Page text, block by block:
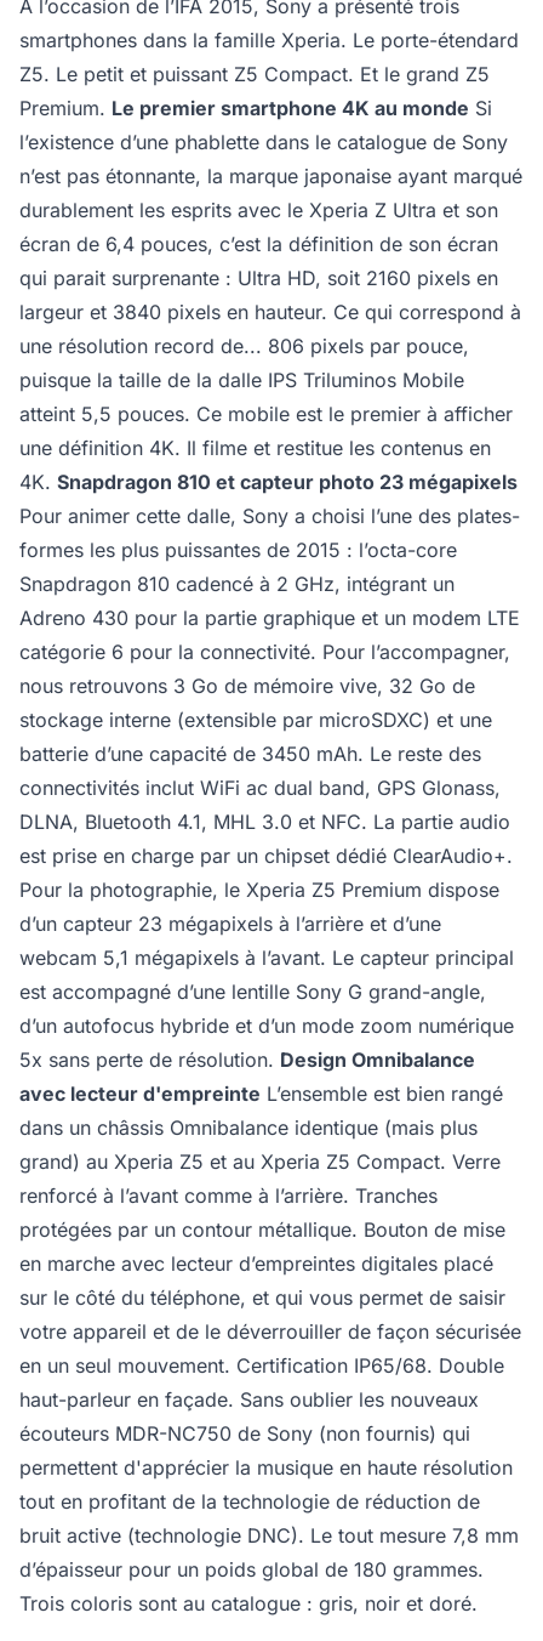
À l’occasion de l’IFA 2015, Sony a présenté trois
smartphones dans la famille Xperia. Le porte-étendard
Z5. Le petit et puissant Z5 Compact. Et le grand Z5
Premium. Le premier smartphone 4K au monde Si
l’existence d’une phablette dans le catalogue de Sony
n’est pas étonnante, la marque japonaise ayant marqué
durablement les esprits avec le Xperia Z Ultra et son
écran de 6,4 pouces, c’est la définition de son écran
qui parait surprenante : Ultra HD, soit 2160 pixels en
largeur et 3840 pixels en hauteur. Ce qui correspond à
une résolution record de... 806 pixels par pouce,
puisque la taille de la dalle IPS Triluminos Mobile
atteint 5,5 pouces. Ce mobile est le premier à afficher
une définition 4K. Il filme et restitue les contenus en
4K. Snapdragon 810 et capteur photo 23 mégapixels
Pour animer cette dalle, Sony a choisi l’une des plates-
formes les plus puissantes de 2015 : l’octa-core
Snapdragon 810 cadencé à 2 GHz, intégrant un
Adreno 430 pour la partie graphique et un modem LTE
catégorie 6 pour la connectivité. Pour l’accompagner,
nous retrouvons 3 Go de mémoire vive, 32 Go de
stockage interne (extensible par microSDXC) et une
batterie d’une capacité de 3450 mAh. Le reste des
connectivités inclut WiFi ac dual band, GPS Glonass,
DLNA, Bluetooth 4.1, MHL 3.0 et NFC. La partie audio
est prise en charge par un chipset dédié ClearAudio+.
Pour la photographie, le Xperia Z5 Premium dispose
d’un capteur 23 mégapixels à l’arrière et d’une
webcam 5,1 mégapixels à l’avant. Le capteur principal
est accompagné d’une lentille Sony G grand-angle,
d’un autofocus hybride et d’un mode zoom numérique
5x sans perte de résolution. Design Omnibalance
avec lecteur d'empreinte L’ensemble est bien rangé
dans un châssis Omnibalance identique (mais plus
grand) au Xperia Z5 et au Xperia Z5 Compact. Verre
renforcé à l’avant comme à l’arrière. Tranches
protégées par un contour métallique. Bouton de mise
en marche avec lecteur d’empreintes digitales placé
sur le côté du téléphone, et qui vous permet de saisir
votre appareil et de le déverrouiller de façon sécurisée
en un seul mouvement. Certification IP65/68. Double
haut-parleur en façade. Sans oublier les nouveaux
écouteurs MDR-NC750 de Sony (non fournis) qui
permettent d'apprécier la musique en haute résolution
tout en profitant de la technologie de réduction de
bruit active (technologie DNC). Le tout mesure 7,8 mm
d’épaisseur pour un poids global de 180 grammes.
Trois coloris sont au catalogue : gris, noir et doré.